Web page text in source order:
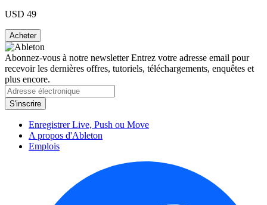
USD 49
Abonnez-vous à notre newsletterEntrez votre adresse email pour
recevoir les dernières offres, tutoriels, téléchargements, enquêtes et
plus encore.
Enregistrer Live, Push ou Move
A propos d'Ableton
Emplois